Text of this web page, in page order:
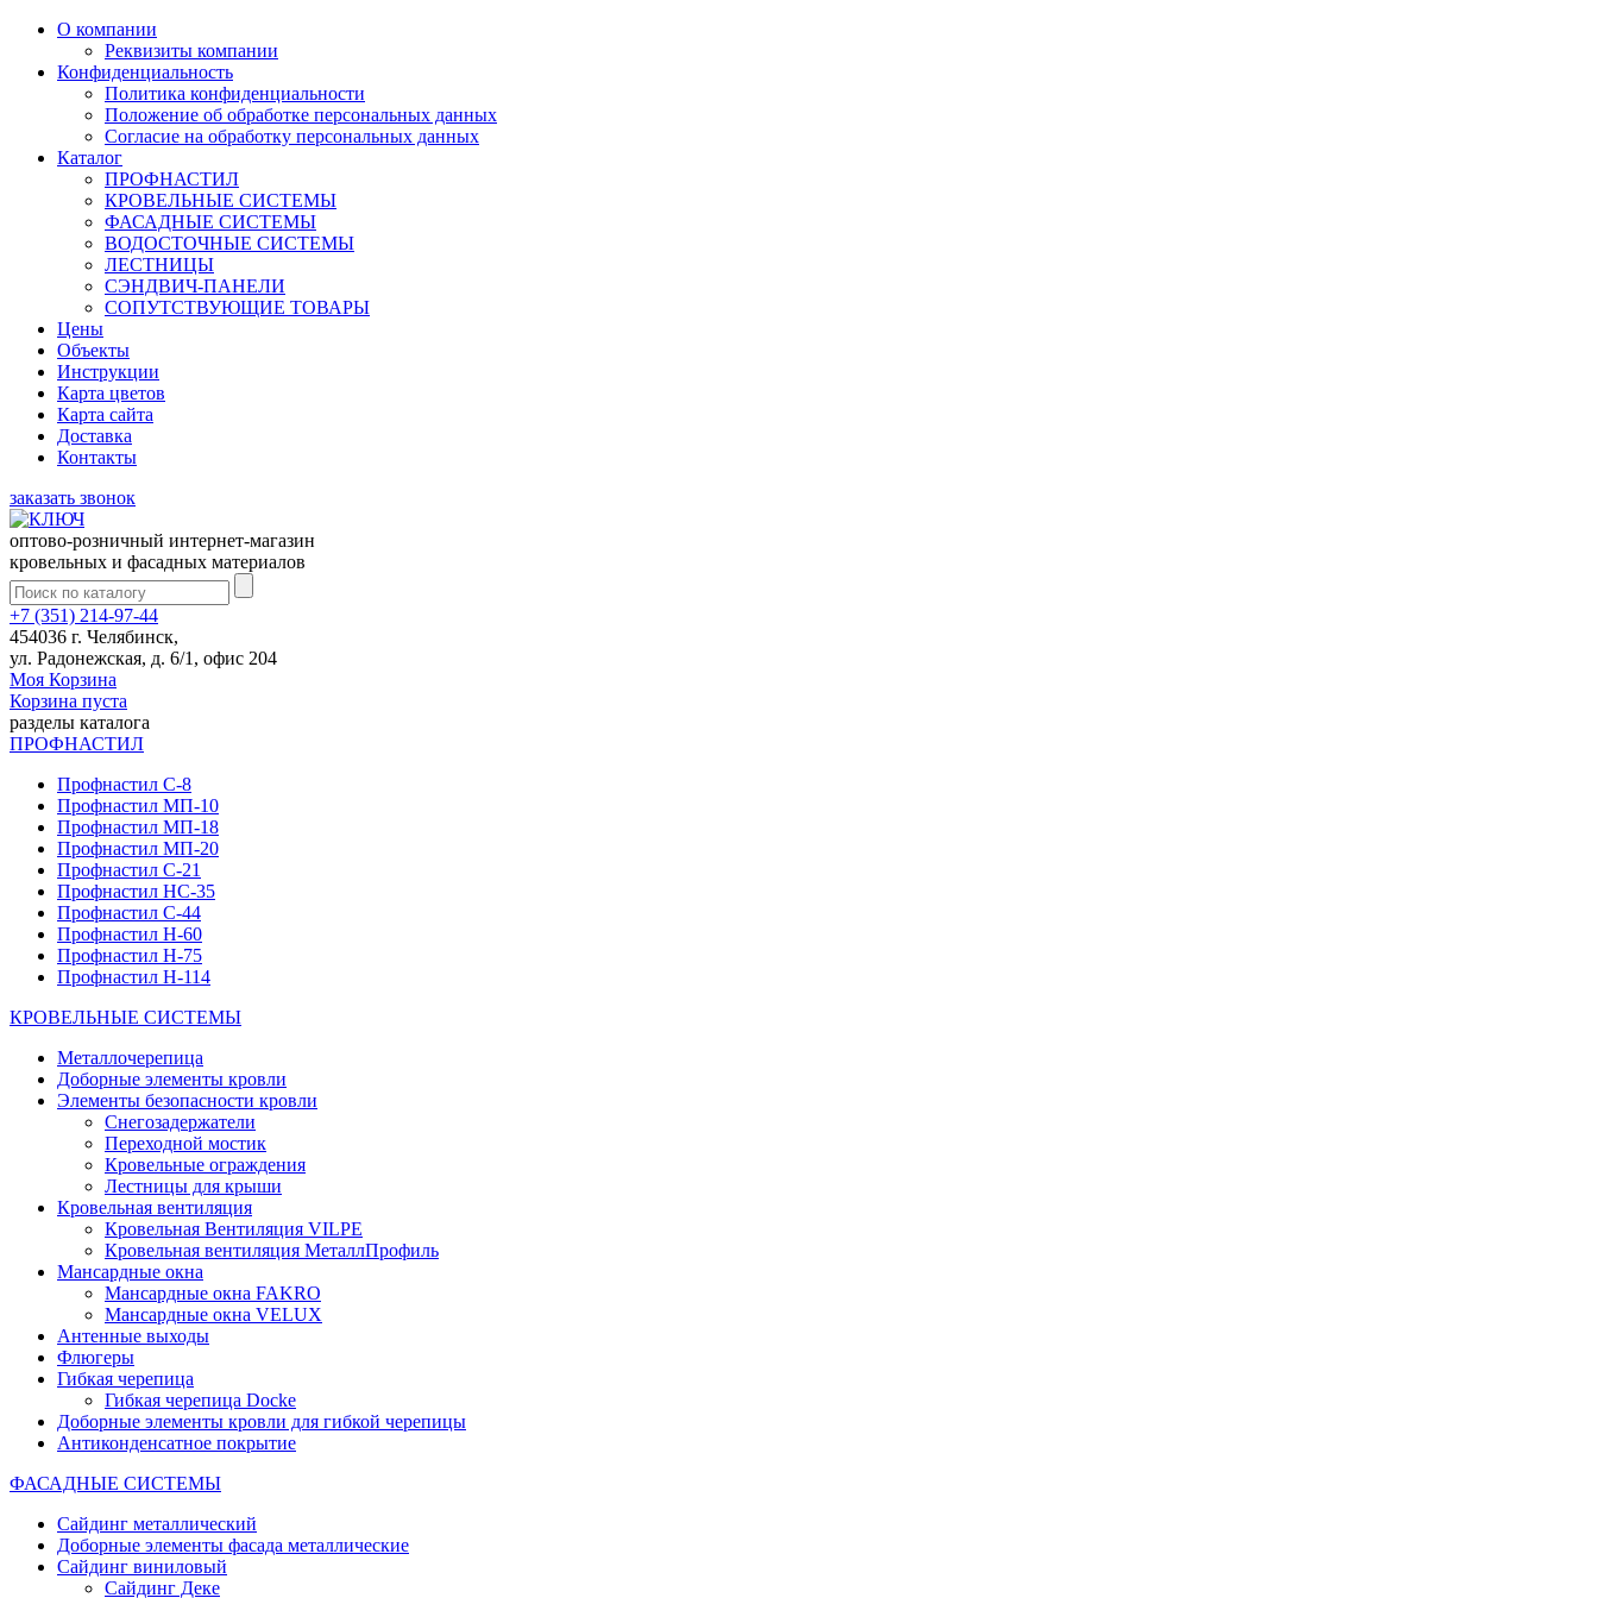
О компании
Реквизиты компании
Конфиденциальность
Политика конфиденциальности
Положение об обработке персональных данных
Согласие на обработку персональных данных
Каталог
ПРОФНАСТИЛ
КРОВЕЛЬНЫЕ СИСТЕМЫ
ФАСАДНЫЕ СИСТЕМЫ
ВОДОСТОЧНЫЕ СИСТЕМЫ
ЛЕСТНИЦЫ
СЭНДВИЧ-ПАНЕЛИ
СОПУТСТВУЮЩИЕ ТОВАРЫ
Цены
Объекты
Инструкции
Карта цветов
Карта сайта
Доставка
Контакты
заказать звонок
оптово-розничный интернет-магазин
кровельных и фасадных материалов
+7 (351) 214-97-44
454036 г. Челябинск,
ул. Радонежская, д. 6/1, офис 204
Моя Корзина
Корзина пуста
разделы каталога
ПРОФНАСТИЛ
Профнастил С-8
Профнастил МП-10
Профнастил МП-18
Профнастил МП-20
Профнастил С-21
Профнастил НС-35
Профнастил С-44
Профнастил Н-60
Профнастил Н-75
Профнастил Н-114
КРОВЕЛЬНЫЕ СИСТЕМЫ
Металлочерепица
Доборные элементы кровли
Элементы безопасности кровли
Снегозадержатели
Переходной мостик
Кровельные ограждения
Лестницы для крыши
Кровельная вентиляция
Кровельная Вентиляция VILPE
Кровельная вентиляция МеталлПрофиль
Мансардные окна
Мансардные окна FAKRO
Мансардные окна VELUX
Антенные выходы
Флюгеры
Гибкая черепица
Гибкая черепица Docke
Доборные элементы кровли для гибкой черепицы
Антиконденсатное покрытие
ФАСАДНЫЕ СИСТЕМЫ
Сайдинг металлический
Доборные элементы фасада металлические
Сайдинг виниловый
Сайдинг Деке